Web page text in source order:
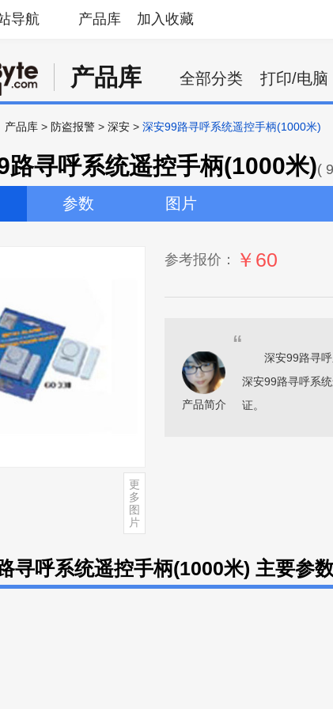
导航 产品库 加入收藏
产品库 全部分类 打印/电脑
产品库 > 防盗报警 > 深安 > 深安99路寻呼系统遥控手柄(1000米)
路寻呼系统遥控手柄(1000米)(
参数 图片
更
多
图
片
参考报价： ￥60
产品简介
“
深安99路寻呼
深安99路寻呼系
证。
寻呼系统遥控手柄(1000米) 主要参